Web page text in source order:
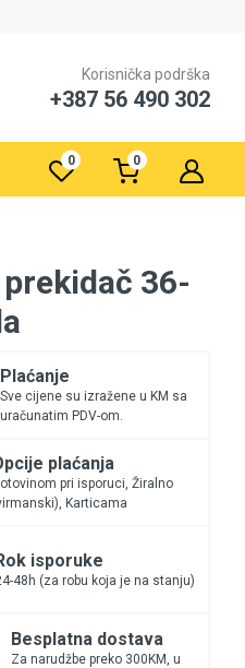
Korisnička podrška
+387 56 490 302
0 0
36-
Plaćanje
Sve cijene su izražene u KM sa
uračunatim PDV-om.
plaćanja
pri isporuci, Žiralno
Karticama
isporuke
48h (za robu koja je na stanju)
Besplatna dostava
Za narudžbe preko 300KM, u